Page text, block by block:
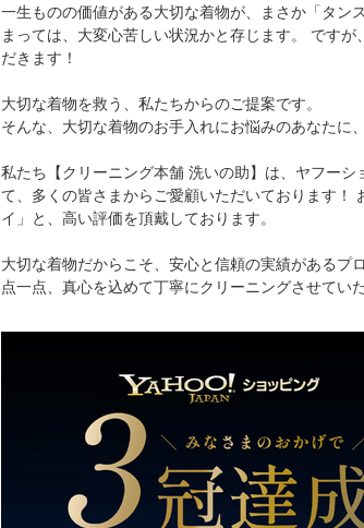
一生ものの価値がある大切な着物が、まさか「タ
まっては、大変心苦しい状況かと存じます。 です
だきます！
大切な着物を救う、私たちからのご提案です。
そんな、大切な着物のお手入れにお悩みのあなたに
私たち【クリーニング本舗 洗いの助】は、ヤフー
て、多くの皆さまからご愛顧いただいております！
イ」と、高い評価を頂戴しております。
大切な着物だからこそ、安心と信頼の実績があるプ
点一点、真心を込めて丁寧にクリーニングさせてい